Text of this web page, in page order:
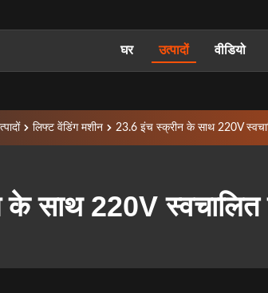
घर उत्पादों वीडियो
लिफ्ट वेंडिंग मशीन 23.6 इंच स्क्रीन के साथ 220V
साथ 220V स्वचालित